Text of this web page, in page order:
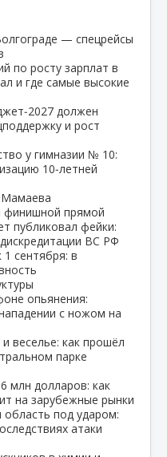
— спецрейсы
по росту зарплат в
и где самые высокие
должен
и рост
у гимназии № 10:
10‑летней
финишной прямой
публиковал фейки:
ВС РФ
сентября: в
опьянения:
с ножом на
веселье: как прошёл
парке
млн долларов: как
на зарубежные рынки
область под ударом:
атаки